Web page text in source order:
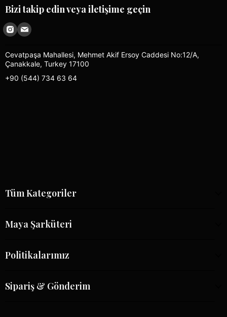
Bizi takip edin veya iletişime geçin
Cevatpaşa Mahallesi, Mehmet Akif Ersoy Caddesi No:12/A,
Çanakkale, Turkey 17100
+90 (544) 734 63 64
Tüm Kategoriler
Maya Şarküteri
Politikalarımız
Sipariş & Gönderim